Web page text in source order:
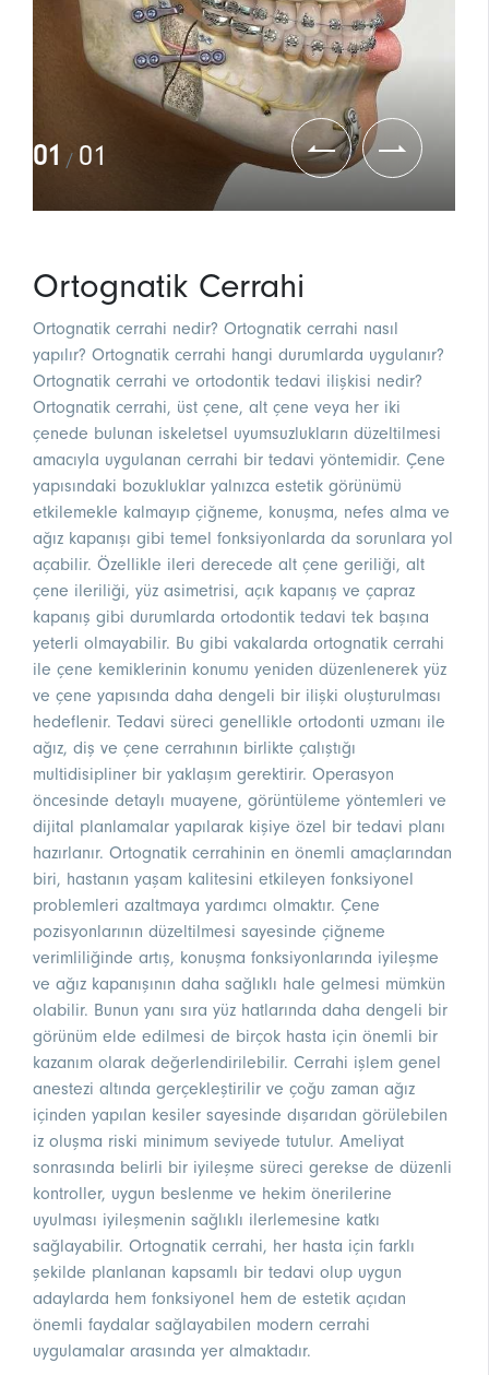
01 / 01
Ortognatik Cerrahi
Ortognatik cerrahi nedir? Ortognatik cerrahi nasıl
yapılır? Ortognatik cerrahi hangi durumlarda uygulanır?
Ortognatik cerrahi ve ortodontik tedavi ilişkisi nedir?
Ortognatik cerrahi, üst çene, alt çene veya her iki
çenede bulunan iskeletsel uyumsuzlukların düzeltilmesi
amacıyla uygulanan cerrahi bir tedavi yöntemidir. Çene
yapısındaki bozukluklar yalnızca estetik görünümü
etkilemekle kalmayıp çiğneme, konuşma, nefes alma ve
ağız kapanışı gibi temel fonksiyonlarda da sorunlara yol
açabilir. Özellikle ileri derecede alt çene geriliği, alt
çene ileriliği, yüz asimetrisi, açık kapanış ve çapraz
kapanış gibi durumlarda ortodontik tedavi tek başına
yeterli olmayabilir. Bu gibi vakalarda ortognatik cerrahi
ile çene kemiklerinin konumu yeniden düzenlenerek yüz
ve çene yapısında daha dengeli bir ilişki oluşturulması
hedeflenir. Tedavi süreci genellikle ortodonti uzmanı ile
ağız, diş ve çene cerrahının birlikte çalıştığı
multidisipliner bir yaklaşım gerektirir. Operasyon
öncesinde detaylı muayene, görüntüleme yöntemleri ve
dijital planlamalar yapılarak kişiye özel bir tedavi planı
hazırlanır. Ortognatik cerrahinin en önemli amaçlarından
biri, hastanın yaşam kalitesini etkileyen fonksiyonel
problemleri azaltmaya yardımcı olmaktır. Çene
pozisyonlarının düzeltilmesi sayesinde çiğneme
verimliliğinde artış, konuşma fonksiyonlarında iyileşme
ve ağız kapanışının daha sağlıklı hale gelmesi mümkün
olabilir. Bunun yanı sıra yüz hatlarında daha dengeli bir
görünüm elde edilmesi de birçok hasta için önemli bir
kazanım olarak değerlendirilebilir. Cerrahi işlem genel
anestezi altında gerçekleştirilir ve çoğu zaman ağız
içinden yapılan kesiler sayesinde dışarıdan görülebilen
iz oluşma riski minimum seviyede tutulur. Ameliyat
sonrasında belirli bir iyileşme süreci gerekse de düzenli
kontroller, uygun beslenme ve hekim önerilerine
uyulması iyileşmenin sağlıklı ilerlemesine katkı
sağlayabilir. Ortognatik cerrahi, her hasta için farklı
şekilde planlanan kapsamlı bir tedavi olup uygun
adaylarda hem fonksiyonel hem de estetik açıdan
önemli faydalar sağlayabilen modern cerrahi
uygulamalar arasında yer almaktadır.